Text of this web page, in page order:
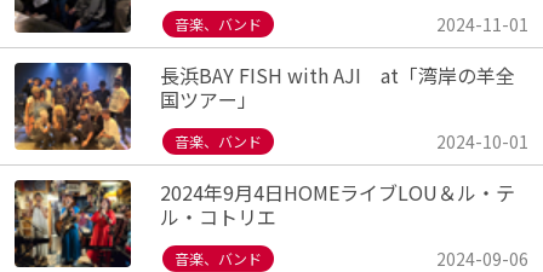
音楽、バンド 2024-11-01
長浜BAY FISH with AJI at「湾岸の羊全
国ツアー」
音楽、バンド 2024-10-01
2024年9月4日HOMEライブLOU＆ル・テ
ル・コトリエ
音楽、バンド 2024-09-06